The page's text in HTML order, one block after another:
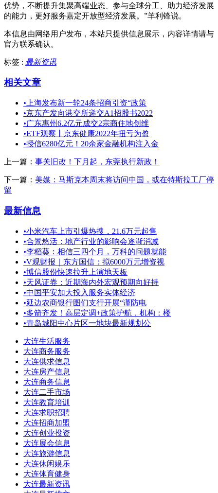
优势，不断提升集聚高端业态、参与全球分工、助力经济发展
的能力，更好服务嘉定开放型经济发展。”羊利锋说。
本信息由网络用户发布， 本站只提供信息展示，内容详情请与
官方联系确认。
标签 : 最新资讯
相关文章
• 上海发布新一轮24条招商引资“政策
•京东产发向港交所递交A1招股书2022
•广东惠州6.2亿元成交2宗商住地创维
•ETF观察丨京东健康2022年扭亏为盈
•授信6280亿元！20余家金融机构注入金
上一篇： 事关旧改！下月起，东莞执行新政！
下一篇： 美媒：马斯克本周末将访问中国，或在特斯拉工厂停
留
最新信息
•小米汽车上市引爆热搜，21.6万元起售
•合景悠活：地产行业的影响会逐渐消减
•李稻葵：相信三四个月，万科的问题就能
•V观财报｜东方国信：拟6000万元增资视
•博信股份快速拉升上演地天板
•天风证券：近期海内外宏观预期向好持
•中国平安加大投入服务实体经济
•延边农商银行图们支行开展“谨防电
•多箭齐发！高层定调+政策护航，机构：楼
•青岛城阳中心片区一地块最新规划公
大连生活服务
大连商务服务
大连供求信息
大连房产信息
大连商务信息
大连二手市场
大连教育培训
大连求职招聘
大连招商加盟
大连创业投资
大连展会信息
大连旅游信息
大连休闲娱乐
大连体育健身
大连最新资讯